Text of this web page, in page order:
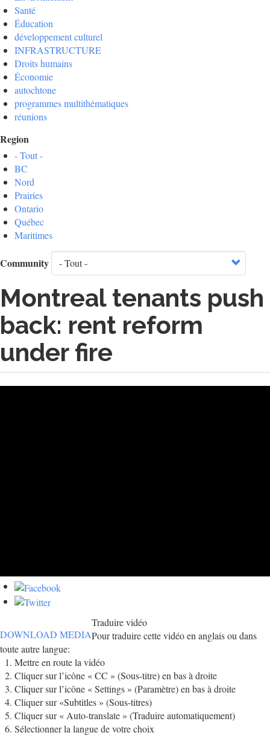
Santé
Éducation
développement culturel
INFRASTRUCTURE
Droits humains
Économie
autochtone
programmes multithématiques
réunions
Region
- Tout -
BC
Nord
Prairies
Ontario
Québec
Maritimes
Community
Montreal tenants push
back: rent reform
under fire
DOWNLOAD MEDIA
Traduire vidéo
Pour traduire cette vidéo en anglais ou dans
toute autre langue:
Mettre en route la vidéo
Cliquer sur l’icône « CC » (Sous-titre) en bas à droite
Cliquer sur l’icône « Settings » (Paramètre) en bas à droite
Cliquer sur «Subtitles » (Sous-titres)
Cliquer sur « Auto-translate » (Traduire automatiquement)
Sélectionner la langue de votre choix